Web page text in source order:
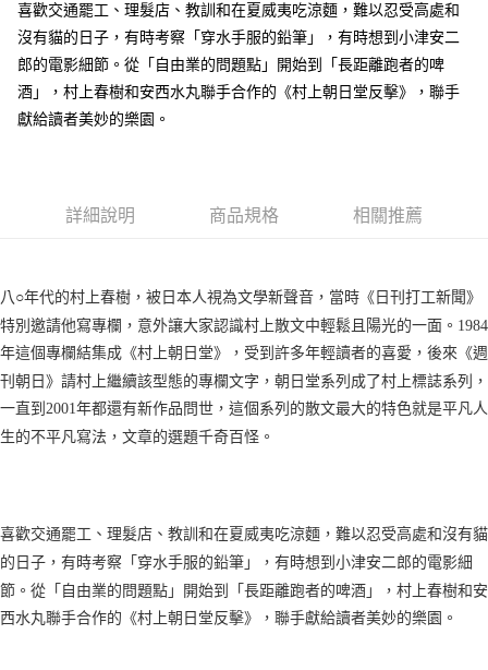
宅配
每筆NT$100，滿NT$499(含以上)免運費
喜歡交通罷工、理髮店、教訓和在夏威夷吃涼麵，難以忍受高處和
沒有貓的日子，有時考察「穿水手服的鉛筆」，有時想到小津安二
郎的電影細節。從「自由業的問題點」開始到「長距離跑者的啤
酒」，村上春樹和安西水丸聯手合作的《村上朝日堂反擊》，聯手
獻給讀者美妙的樂園。
詳細說明 商品規格 相關推薦
八○年代的村上春樹，被日本人視為文學新聲音，當時《日刊打工新聞》
特別邀請他寫專欄，意外讓大家認識村上散文中輕鬆且陽光的一面。1984
年這個專欄結集成《村上朝日堂》，受到許多年輕讀者的喜愛，後來《週
刊朝日》請村上繼續該型態的專欄文字，朝日堂系列成了村上標誌系列，
一直到2001年都還有新作品問世，這個系列的散文最大的特色就是平凡人
生的不平凡寫法，文章的選題千奇百怪。
喜歡交通罷工、理髮店、教訓和在夏威夷吃涼麵，難以忍受高處和沒有貓
的日子，有時考察「穿水手服的鉛筆」，有時想到小津安二郎的電影細
節。從「自由業的問題點」開始到「長距離跑者的啤酒」，村上春樹和安
西水丸聯手合作的《村上朝日堂反擊》，聯手獻給讀者美妙的樂園。